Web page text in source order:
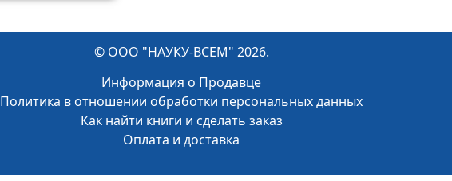
© ООО "НАУКУ-ВСЕМ" 2026.
Информация о Продавце
Политика в отношении обработки персональных данных
Как найти книги и сделать заказ
Оплата и доставка